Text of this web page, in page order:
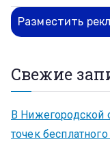
Разместить
Свежие
В Нижегородской
точек